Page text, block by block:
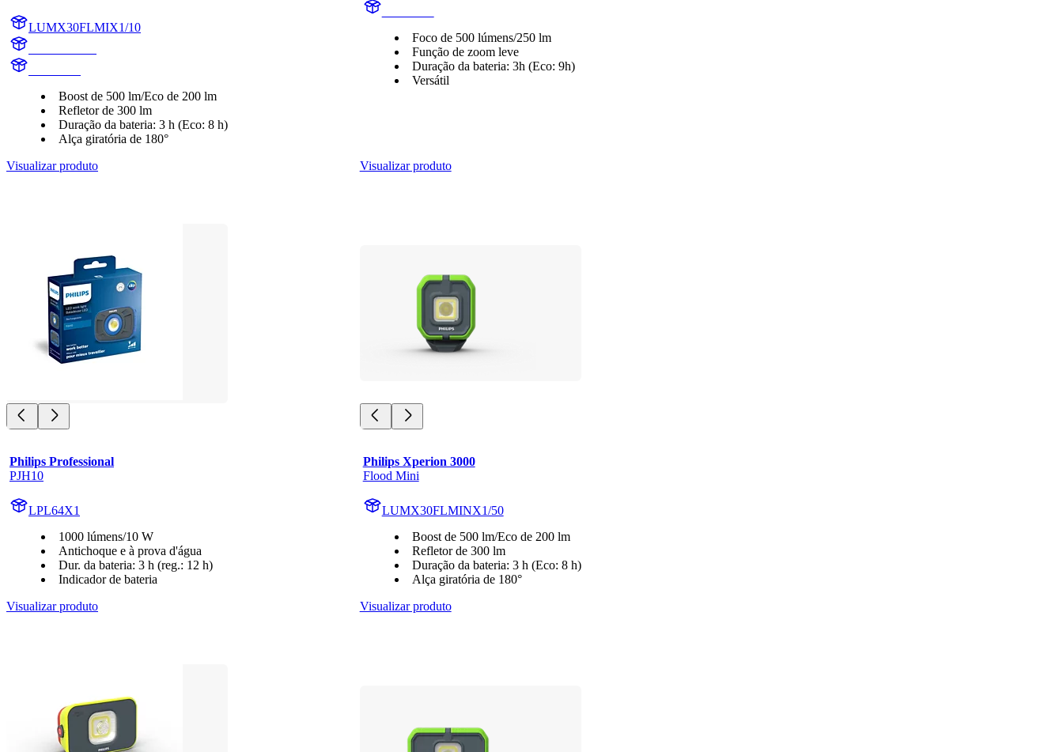
LUMX30FLMIX1/10
Boost de 500 lm/Eco de 200 lm
Refletor de 300 lm
Duração da bateria: 3 h (Eco: 8 h)
Alça giratória de 180°
Visualizar produto
Foco de 500 lúmens/250 lm
Função de zoom leve
Duração da bateria: 3h (Eco: 9h)
Versátil
Visualizar produto
Philips Professional
PJH10
LPL64X1
1000 lúmens/10 W
Antichoque e à prova d'água
Dur. da bateria: 3 h (reg.: 12 h)
Indicador de bateria
Visualizar produto
Philips Xperion 3000
Flood Mini
LUMX30FLMINX1/50
Boost de 500 lm/Eco de 200 lm
Refletor de 300 lm
Duração da bateria: 3 h (Eco: 8 h)
Alça giratória de 180°
Visualizar produto